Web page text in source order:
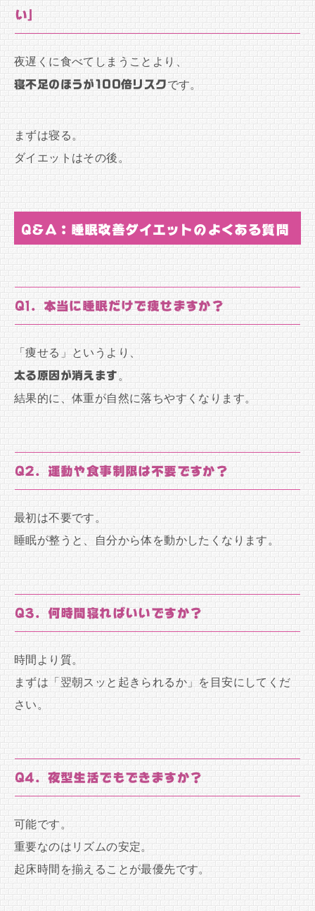
い」
夜遅くに食べてしまうことより、
寝不足のほうが100倍リスクです。
まずは寝る。
ダイエットはその後。
Q&A：睡眠改善ダイエットのよくある質問
Q1. 本当に睡眠だけで痩せますか？
「痩せる」というより、
太る原因が消えます 。
結果的に、体重が自然に落ちやすくなります。
Q2. 運動や食事制限は不要ですか？
最初は不要です。
睡眠が整うと、自分から体を動かしたくなります。
Q3. 何時間寝ればいいですか？
時間より質。
まずは「翌朝スッと起きられるか」を目安にしてくだ
さい。
Q4. 夜型生活でもできますか？
可能です。
重要なのはリズムの安定。
起床時間を揃えることが最優先です。